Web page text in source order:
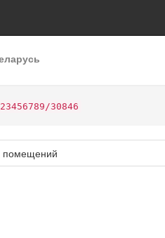
30846
помещений